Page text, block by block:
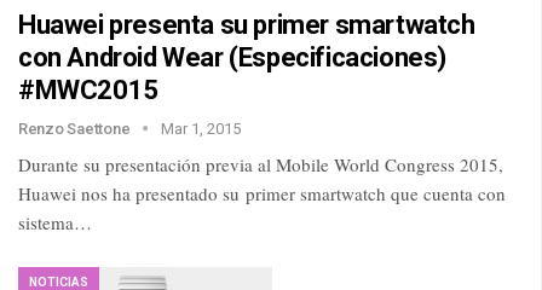
Huawei presenta su primer smartwatch
con Android Wear (Especificaciones)
#MWC2015
Renzo Saettone Mar 1, 2015
Durante su presentación previa al Mobile World Congress 2015,
Huawei nos ha presentado su primer smartwatch que cuenta con
sistema…
NOTICIAS